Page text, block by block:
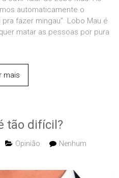
automaticamente o
fazer mingau”. Lobo Mau é
matar as pessoas por pura
mais
tão difícil?
Opinião
Nenhum